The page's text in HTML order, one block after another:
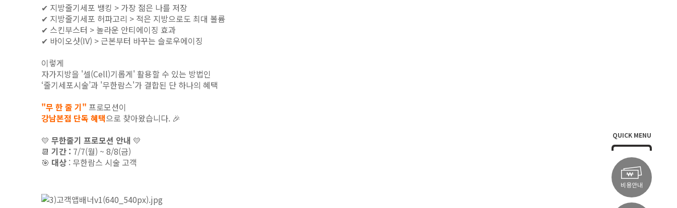
✔ 지방줄기세포 뱅킹 > 가장 젊은 나를 저장
✔ 지방줄기세포 허파고리 > 적은 지방으로도 최대 볼륨
✔ 스킨부스터 > 놀라운 안티에이징 효과
✔ 바이오샷(IV) > 근본부터 바꾸는 슬로우에이징
이렇게
자가지방을 '셀(Cell)기롭게' 활용할 수 있는 방법인
‘줄기세포시술’과 '무한람스'가 결합된 단 하나의 혜택
"무 한 줄 기" 프로모션이
강남본점 단독 혜택으로 찾아왔습니다. 🎉
💛 무한줄기 프로모션 안내 💛
📆 기간 : 7/7(월) ~ 8/8(금)
🎯 대상 : 무한람스 시술 고객
QUICK MENU
비용안내